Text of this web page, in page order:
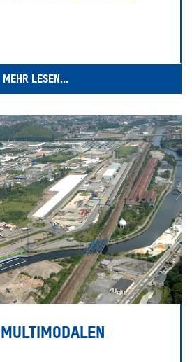
MEHR LESEN...